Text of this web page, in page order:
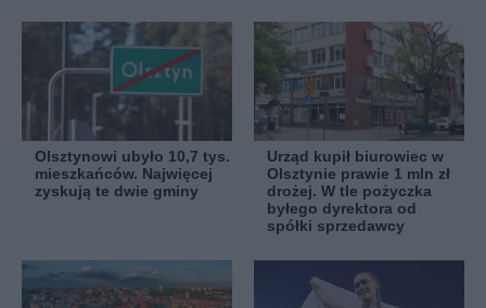
Olsztynowi ubyło 10,7 tys.
mieszkańców. Najwięcej
zyskują te dwie gminy
Urząd kupił biurowiec w
Olsztynie prawie 1 mln zł
drożej. W tle pożyczka
byłego dyrektora od
spółki sprzedawcy